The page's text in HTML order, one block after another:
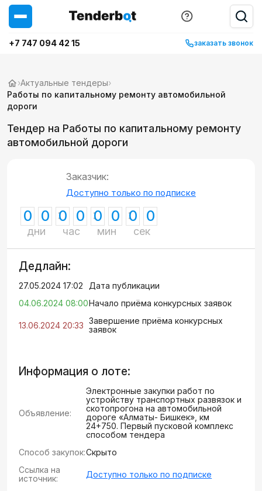
+7 747 094 42 15 заказать звонок
›Актуальные тендеры›
Работы по капитальному ремонту автомобильной
дороги
Тендер на Работы по капитальному ремонту
автомобильной дороги
Заказчик:
Доступно только по подписке
0 0
дни
0 0
час
0 0
мин
0 0
сек
Дедлайн:
27.05.2024 17:02
Дата публикации
04.06.2024 08:00Начало приёма конкурсных заявок
13.06.2024 20:33 Завершение приёма конкурсных
заявок
Информация о лоте:
Объявление:
Электронные закупки работ по
устройству транспортных развязок и
скотопрогона на автомобильной
дороге «Алматы- Бишкек», км
24+750. Первый пусковой комплекс
способом тендера
Способ закупок:Скрыто
Ссылка на
источник:
Доступно только по подписке